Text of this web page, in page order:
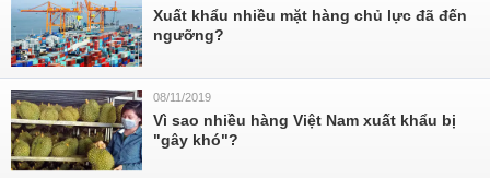
Xuất khẩu nhiều mặt hàng chủ lực đã đến
ngưỡng?
08/11/2019
Vì sao nhiều hàng Việt Nam xuất khẩu bị
"gây khó"?